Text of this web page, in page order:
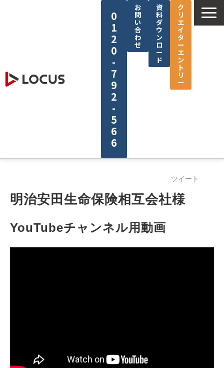
0
1
2
0
-
7
9
2
-
5
6
6
お
問
い
合
わ
せ
資
料
ダ
ウ
ン
ロ
ー
ド
ク
リ
エ
イ
タ
ー
エ
ン
ト
リ
ー
制作実績
セミナー
ツイート
明治安田生命保険相互会社様
YouTubeチャンネル用動画